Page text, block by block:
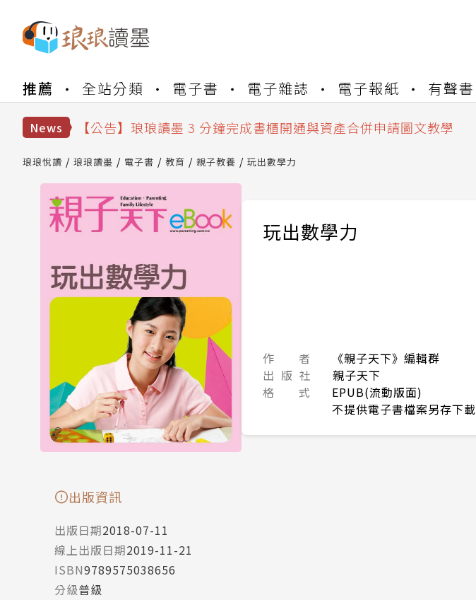
推薦 全站分類 電子書 電子雜誌 電子報紙 有聲書
News
【公告】琅琅讀墨數位閱讀資產合併與書櫃開通申請
【公告】琅琅讀墨 3 分鐘完成書櫃開通與資產合併申請圖文教學
【公告】琅琅讀墨數位閱讀資產合併與書櫃開通申請
琅琅悅讀 琅琅讀墨 電子書 教育 親子教養 玩出數學力
玩出數學力
作 者
《親子天下》編輯群
出 版 社
親子天下
格 式
EPUB(流動版面)
不提供電子書檔案另存下載
出版資訊
出版日期2018-07-11
線上出版日期2019-11-21
ISBN9789575038656
分級普級